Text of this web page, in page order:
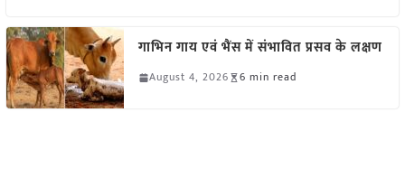
गाभिन गाय एवं भैंस में संभावित प्रसव के लक्षण
August 4, 2026 6 min read